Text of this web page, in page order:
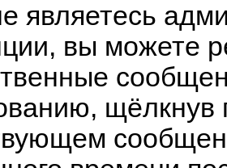
являетесь
вы можете
щёлкнув